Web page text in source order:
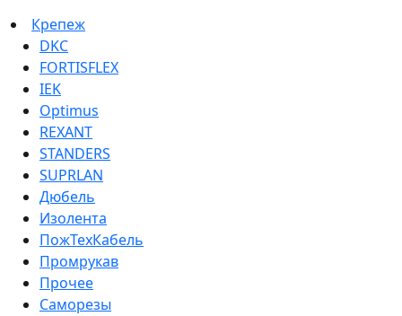
Крепеж
DKC
FORTISFLEX
IEK
Optimus
REXANT
STANDERS
SUPRLAN
Дюбель
Изолента
ПожТехКабель
Промрукав
Прочее
Саморезы